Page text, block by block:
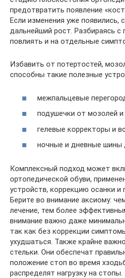
предотвратить появление
Если изменения уже появились,
дальнейший рост. Разбираясь с
повлиять и на отдельные
Избавить от потертостей,
способны такие полезные
межпальцевые
подушечки от мозолей
гелевые корректоры и
ночные и дневные шины
Комплексный подход может
ортопедической обуви,
устройств, коррекцию осанки и
Берите во внимание аксиому:
лечение, тем более
внимание важно даже
так как без коррекции
ухудшаться. Также крайне
стельки. Они обеспечат
положение стоп во время
распределят нагрузку на стопы.